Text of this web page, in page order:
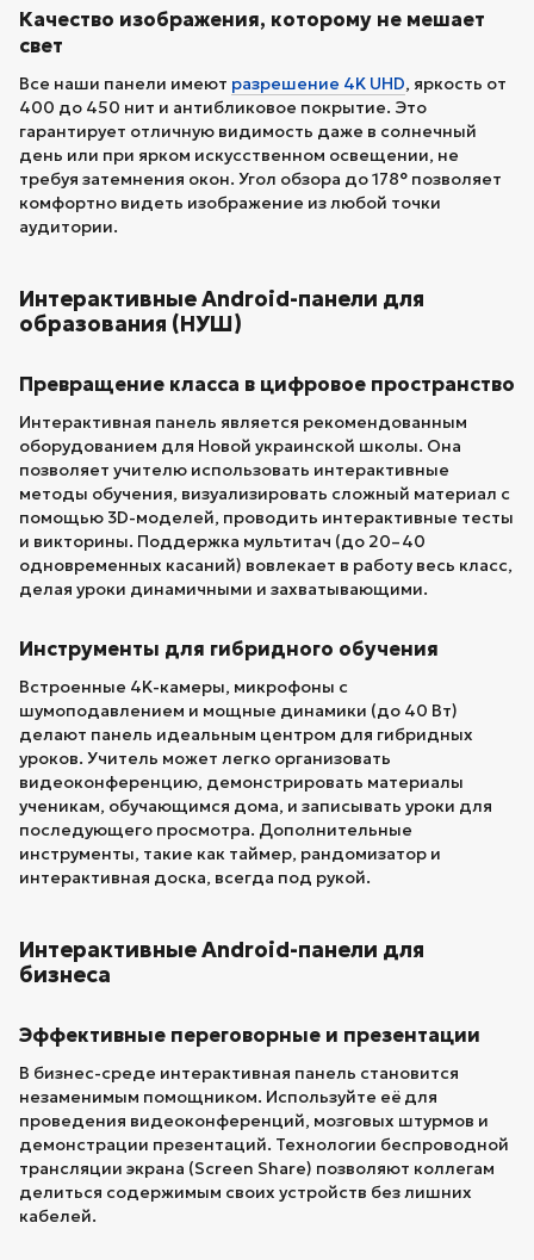
Качество изображения, которому не мешает
свет
Все наши панели имеют разрешение 4K UHD, яркость от
400 до 450 нит и антибликовое покрытие. Это
гарантирует отличную видимость даже в солнечный
день или при ярком искусственном освещении, не
требуя затемнения окон. Угол обзора до 178° позволяет
комфортно видеть изображение из любой точки
аудитории.
Интерактивные Android-панели для
образования (НУШ)
Превращение класса в цифровое пространство
Интерактивная панель является рекомендованным
оборудованием для Новой украинской школы. Она
позволяет учителю использовать интерактивные
методы обучения, визуализировать сложный материал с
помощью 3D-моделей, проводить интерактивные тесты
и викторины. Поддержка мультитач (до 20–40
одновременных касаний) вовлекает в работу весь класс,
делая уроки динамичными и захватывающими.
Инструменты для гибридного обучения
Встроенные 4K-камеры, микрофоны с
шумоподавлением и мощные динамики (до 40 Вт)
делают панель идеальным центром для гибридных
уроков. Учитель может легко организовать
видеоконференцию, демонстрировать материалы
ученикам, обучающимся дома, и записывать уроки для
последующего просмотра. Дополнительные
инструменты, такие как таймер, рандомизатор и
интерактивная доска, всегда под рукой.
Интерактивные Android-панели для
бизнеса
Эффективные переговорные и презентации
В бизнес-среде интерактивная панель становится
незаменимым помощником. Используйте её для
проведения видеоконференций, мозговых штурмов и
демонстрации презентаций. Технологии беспроводной
трансляции экрана (Screen Share) позволяют коллегам
делиться содержимым своих устройств без лишних
кабелей.